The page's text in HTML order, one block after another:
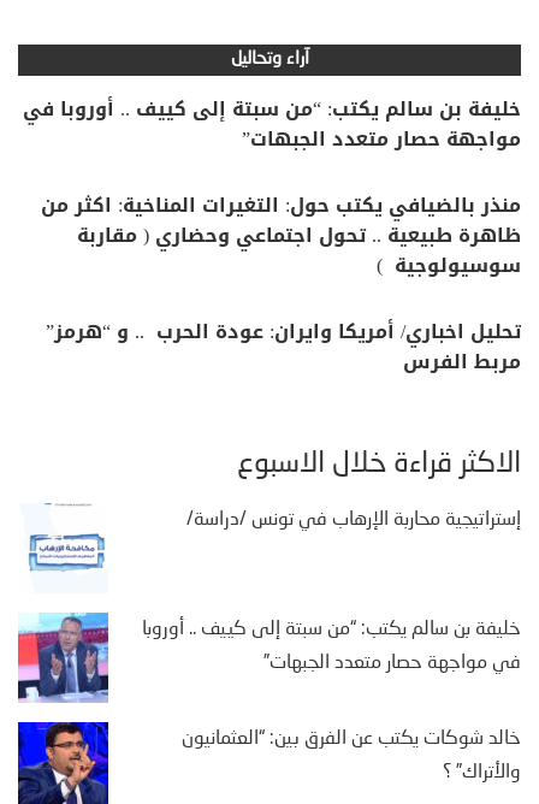
آراء وتحاليل
خليفة بن سالم يكتب: “من سبتة إلى كييف .. أوروبا في
مواجهة حصار متعدد الجبهات”
منذر بالضيافي يكتب حول: التغيرات المناخية: اكثر من
ظاهرة طبيعية .. تحول اجتماعي وحضاري ( مقاربة
سوسيولوجية )
تحليل اخباري/ أمريكا وايران: عودة الحرب .. و “هرمز”
مربط الفرس
الأكثر قراءة خلال الأسبوع
إستراتيجية محاربة الإرهاب في تونس /دراسة/
خليفة بن سالم يكتب: “من سبتة إلى كييف .. أوروبا
في مواجهة حصار متعدد الجبهات”
خالد شوكات يكتب عن الفرق بين: “العثمانيون
والأتراك” ؟